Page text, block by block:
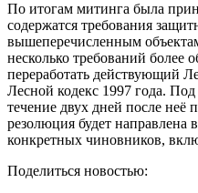
По итогам митинга была
содержатся требования
вышеперечисленным
несколько требований более
переработать действующий
Лесной кодекс 1997 года.
течение двух дней после неё
резолюция будет направлена
конкретных чиновников,
Поделиться новостью: